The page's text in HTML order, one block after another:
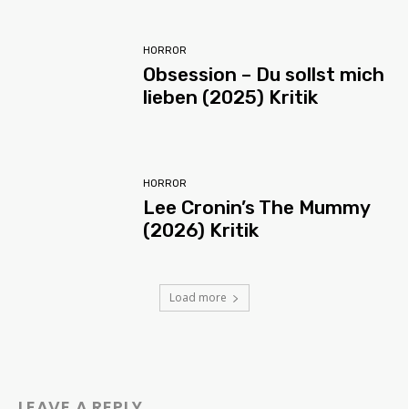
HORROR
Obsession – Du sollst mich
lieben (2025) Kritik
HORROR
Lee Cronin’s The Mummy
(2026) Kritik
Load more